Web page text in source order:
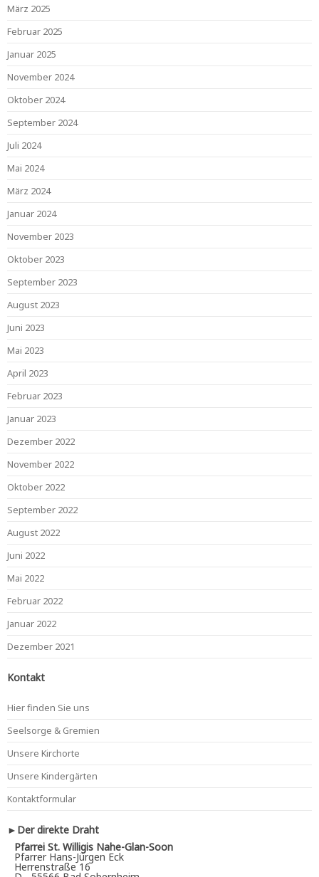
März 2025
Februar 2025
Januar 2025
November 2024
Oktober 2024
September 2024
Juli 2024
Mai 2024
März 2024
Januar 2024
November 2023
Oktober 2023
September 2023
August 2023
Juni 2023
Mai 2023
April 2023
Februar 2023
Januar 2023
Dezember 2022
November 2022
Oktober 2022
September 2022
August 2022
Juni 2022
Mai 2022
Februar 2022
Januar 2022
Dezember 2021
Kontakt
Hier finden Sie uns
Seelsorge & Gremien
Unsere Kirchorte
Unsere Kindergärten
Kontaktformular
►Der direkte Draht
Pfarrei St. Willigis Nahe-Glan-Soon
Pfarrer Hans-Jürgen Eck
Herrenstraße 16